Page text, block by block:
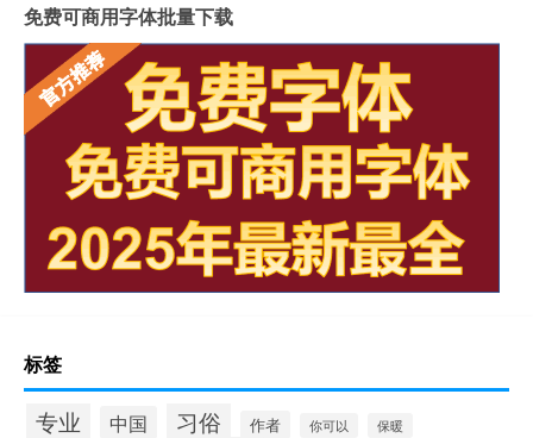
免费可商用字体批量下载
标签
专业 中国 习俗 作者 你可以 保暖